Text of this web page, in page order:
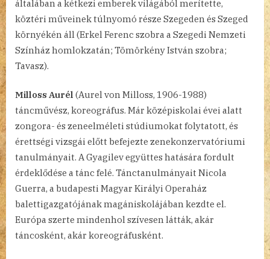
általában a kétkezi emberek világából merítette,
köztéri műveinek túlnyomó része Szegeden és Szeged
környékén áll (Erkel Ferenc szobra a Szegedi Nemzeti
Színház homlokzatán; Tömörkény István szobra;
Tavasz).
Milloss Aurél (Aurel von Milloss, 1906-1988)
táncművész, koreográfus. Már középiskolai évei alatt
zongora- és zeneelméleti stúdiumokat folytatott, és
érettségi vizsgái előtt befejezte zenekonzervatóriumi
tanulmányait. A Gyagilev együttes hatására fordult
érdeklődése a tánc felé. Tánctanulmányait Nicola
Guerra, a budapesti Magyar Királyi Operaház
balettigazgatójának magániskolájában kezdte el.
Európa szerte mindenhol szívesen látták, akár
táncosként, akár koreográfusként.